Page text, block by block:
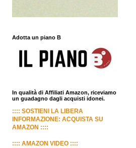
Adotta un piano B
In qualità di Affiliati Amazon, riceviamo
un guadagno dagli acquisti idonei.
:::: SOSTIENI LA LIBERA
INFORMAZIONE: ACQUISTA SU
AMAZON ::::
:::: AMAZON VIDEO ::::